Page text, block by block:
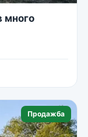
много
Продажба